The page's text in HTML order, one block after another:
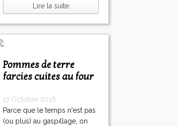
Lire la suite
Pommes de terre
farcies cuites au four
17 Octobre 2016
Parce que le temps n'est pas
(ou plus) au gaspillage, on